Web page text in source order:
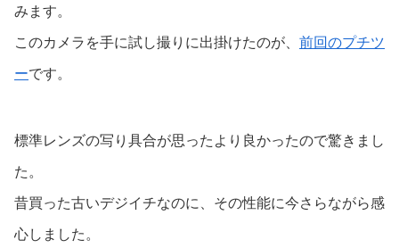
みます。
このカメラを手に試し撮りに出掛けたのが、 前回のプチツ
ーです。
標準レンズの写り具合が思ったより良かったので驚きまし
た。
昔買った古いデジイチなのに、その性能に今さらながら感
心しました。